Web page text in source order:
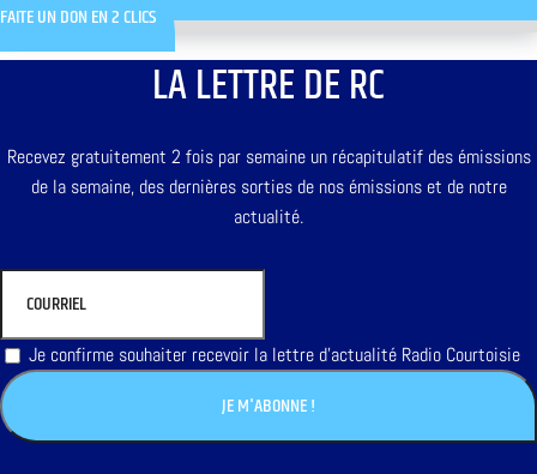
FAITE UN DON EN 2 CLICS
LA LETTRE DE RC
Recevez gratuitement 2 fois par semaine un récapitulatif des émissions
de la semaine, des dernières sorties de nos émissions et de notre
actualité.
Je confirme souhaiter recevoir la lettre d'actualité Radio Courtoisie